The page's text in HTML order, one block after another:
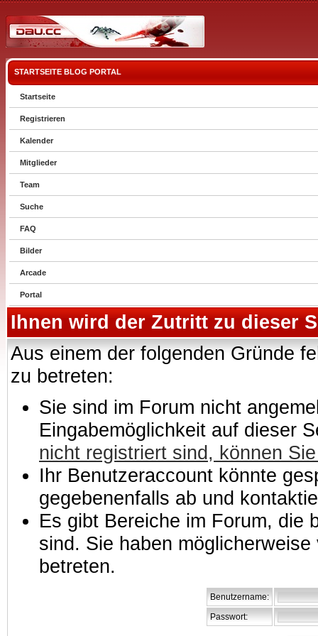
STARTSEITE BLOG PORTAL
Startseite
Registrieren
Kalender
Mitglieder
Team
Suche
FAQ
Bilder
Arcade
Portal
Ihnen wird der Zutritt zu dieser
Aus einem der folgenden Gründe
zu betreten:
Sie sind im Forum nicht
Eingabemöglichkeit auf dieser
nicht registriert sind, können
Ihr Benutzeraccount könnte
gegebenenfalls ab und
Es gibt Bereiche im Forum, die
sind. Sie haben
betreten.
Benutzername:
Passwort: